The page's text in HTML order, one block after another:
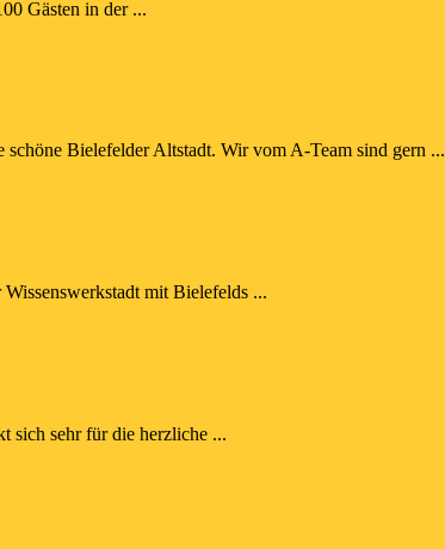
Gästen in der ...
Bielefelder Altstadt. Wir vom A-Team sind gern ...
mit Bielefelds ...
sich sehr für die herzliche ...